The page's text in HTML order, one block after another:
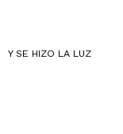
Y SE HIZO LA LUZ